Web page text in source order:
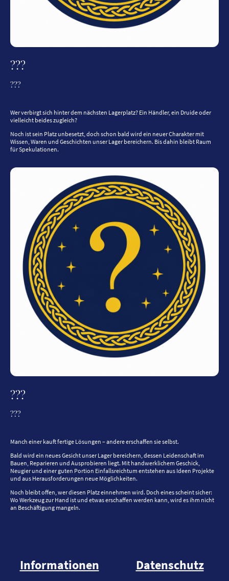
???
???
Wer verbirgt sich hinter dem nächsten Lagerplatz? Ein Händler, ein Druide oder
vielleicht beides zugleich?
Noch ist sein Platz unbesetzt, doch schon bald wird ein neuer Charakter mit
Wissen, Waren und Geschichten unser Lager bereichern. Bis dahin bleibt Raum
für Spekulationen.
???
???
Manch einer kauft fertige Lösungen – andere erschaffen sie selbst.
Bald wird ein neues Gesicht unser Lager bereichern, dessen Leidenschaft im
Bauen, Reparieren und Ausprobieren liegt. Mit handwerklichem Geschick,
Neugier und einer guten Portion Einfallsreichtum entstehen aus Ideen Projekte
und aus Herausforderungen neue Möglichkeiten.
Noch bleibt offen, wer diesen Platz einnehmen wird. Doch eines scheint sicher:
Wo Werkzeug zur Hand ist und etwas erschaffen werden kann, wird es ihm nicht
an Beschäftigung mangeln.
Informationen Datenschutz